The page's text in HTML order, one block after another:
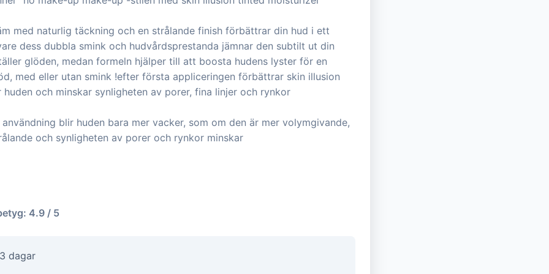
med naturlig täckning och en strålande finish förbättrar din hud i ett
dess dubbla smink och hudvårdsprestanda jämnar den subtilt ut din
glöden, medan formeln hjälper till att boosta hudens lyster för en
med eller utan smink !efter första appliceringen förbättrar skin illusion
och minskar synligheten av porer, fina linjer och rynkor
blir huden bara mer vacker, som om den är mer volymgivande,
och synligheten av porer och rynkor minskar
4.9 / 5
dagar